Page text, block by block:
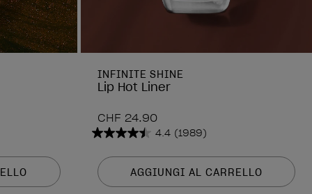
INFINITE SHINE
Lip Hot Liner
CHF 24.90
4.4 (1989)
4.4
su
5
stelle.
AGGIUNGI AL CARRELLO